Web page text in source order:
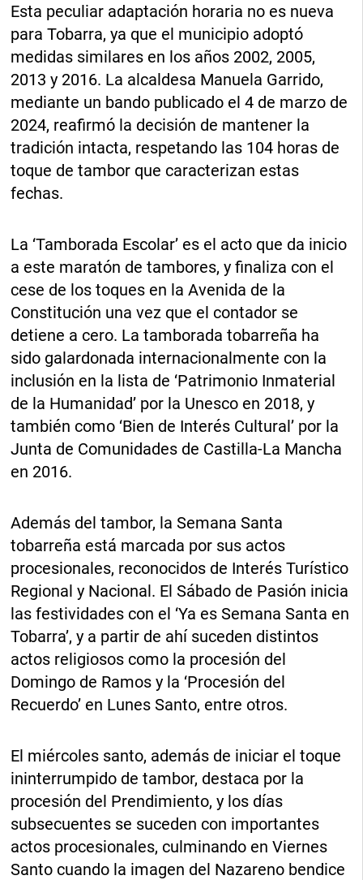
Esta peculiar adaptación horaria no es nueva
para Tobarra, ya que el municipio adoptó
medidas similares en los años 2002, 2005,
2013 y 2016. La alcaldesa Manuela Garrido,
mediante un bando publicado el 4 de marzo de
2024, reafirmó la decisión de mantener la
tradición intacta, respetando las 104 horas de
toque de tambor que caracterizan estas
fechas.
La ‘Tamborada Escolar’ es el acto que da inicio
a este maratón de tambores, y finaliza con el
cese de los toques en la Avenida de la
Constitución una vez que el contador se
detiene a cero. La tamborada tobarreña ha
sido galardonada internacionalmente con la
inclusión en la lista de ‘Patrimonio Inmaterial
de la Humanidad’ por la Unesco en 2018, y
también como ‘Bien de Interés Cultural’ por la
Junta de Comunidades de Castilla-La Mancha
en 2016.
Además del tambor, la Semana Santa
tobarreña está marcada por sus actos
procesionales, reconocidos de Interés Turístico
Regional y Nacional. El Sábado de Pasión inicia
las festividades con el ‘Ya es Semana Santa en
Tobarra’, y a partir de ahí suceden distintos
actos religiosos como la procesión del
Domingo de Ramos y la ‘Procesión del
Recuerdo’ en Lunes Santo, entre otros.
El miércoles santo, además de iniciar el toque
ininterrumpido de tambor, destaca por la
procesión del Prendimiento, y los días
subsecuentes se suceden con importantes
actos procesionales, culminando en Viernes
Santo cuando la imagen del Nazareno bendice